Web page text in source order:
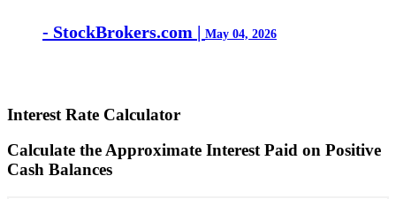
- StockBrokers.com | May 04, 2026
Interest Rate Calculator
Calculate the Approximate Interest Paid on Positive
Cash Balances